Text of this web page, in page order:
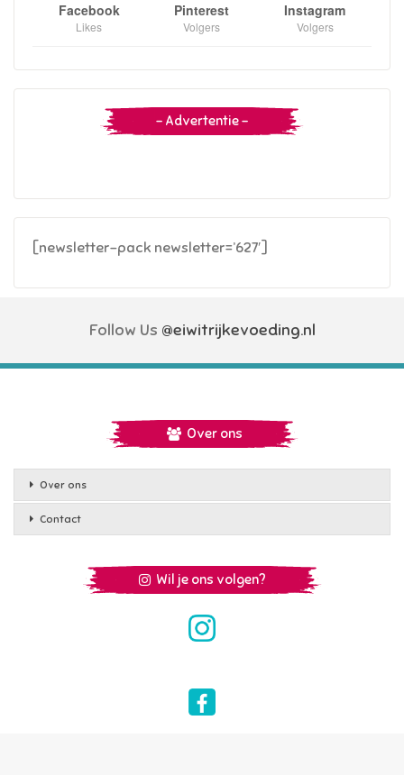
Facebook
Likes
Pinterest
Volgers
Instagram
Volgers
– Advertentie –
[newsletter-pack newsletter=’627′]
Follow Us @eiwitrijkevoeding.nl
Over ons
Over ons
Contact
Wil je ons volgen?